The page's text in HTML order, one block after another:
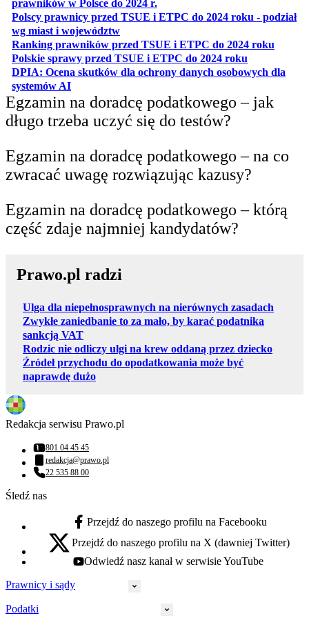
prawników w Polsce do 2024 r.
Polscy prawnicy przed TSUE i ETPC do 2024 roku - podział
wg miast i województwotwiera się w nowej karcie
Ranking prawników przed TSUE i ETPC do 2024 roku
Polskie sprawy przed TSUE i ETPC do 2024 roku
DPIA: Ocena skutków dla ochrony danych osobowych dla
systemów AIotwiera się w nowej karcie
Egzamin na doradcę podatkowego – jak
długo trzeba uczyć się do testów?
Egzamin na doradcę podatkowego – na co
zwracać uwagę rozwiązując kazusy?
Egzamin na doradcę podatkowego – którą
część zdaje najmniej kandydatów?
Prawo.pl radzi
Ulga dla niepełnosprawnych na nierównych zasadach
Zwykłe zaniedbanie to za mało, by karać podatnika
sankcją VAT
Rodzic nie odliczy ulgi na krew oddaną przez dziecko
Źródeł przychodu do opodatkowania może być
naprawdę dużo
Redakcja serwisu Prawo.pl
Numer telefonu:
801 04 45 45
Adres email:
redakcja@prawo.pl
Numer telefonu:
22 535 88 00
Śledź nas
facebook - otwiera się w nowej karcie
Przejdź do naszego profilu na Facebooku
x - otwiera się w nowej karcie
Przejdź do naszego profilu na X (dawniej Twitter)
youtube - otwiera się w nowej karcie
Odwiedź nasz kanał w serwisie YouTube
Prawnicy i sądy
Podatki